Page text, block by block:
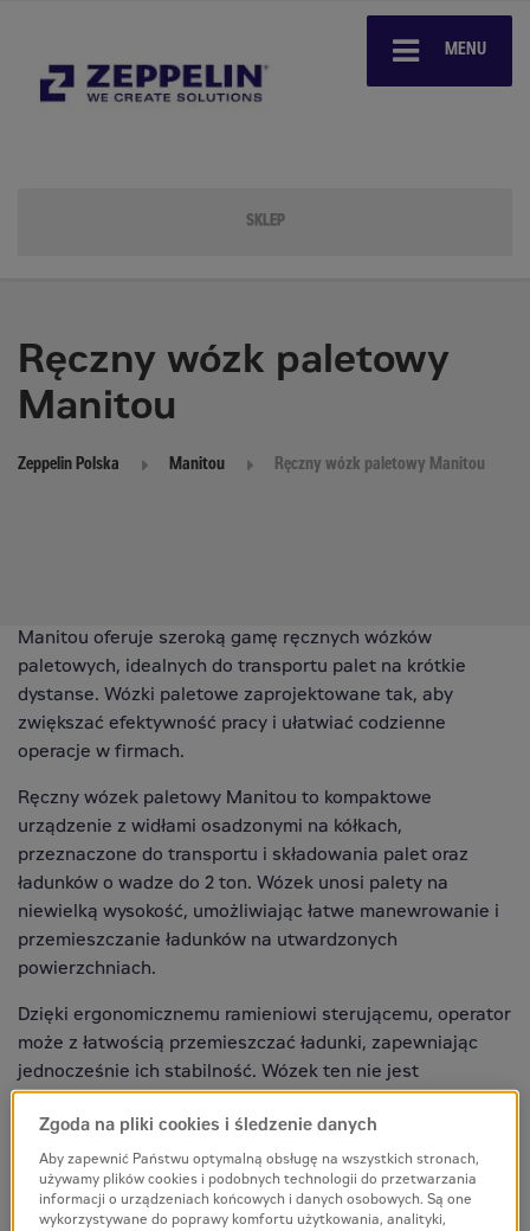
MENU
SKLEP
Ręczny wózk paletowy
Manitou
Zeppelin Polska Manitou Ręczny wózk paletowy Manitou
Manitou oferuje szeroką gamę ręcznych wózków
paletowych, idealnych do transportu palet na krótkie
dystanse. Wózki paletowe zaprojektowane tak, aby
zwiększać efektywność pracy i ułatwiać codzienne
operacje w firmach.
Ręczny wózek paletowy Manitou to kompaktowe
urządzenie z widłami osadzonymi na kółkach,
przeznaczone do transportu i składowania palet oraz
ładunków o wadze do 2 ton. Wózek unosi palety na
niewielką wysokość, umożliwiając łatwe manewrowanie i
przemieszczanie ładunków na utwardzonych
powierzchniach.
Dzięki ergonomicznemu ramieniowi sterującemu, operator
może z łatwością przemieszczać ładunki, zapewniając
jednocześnie ich stabilność. Wózek ten nie jest
idealnie sprawdza się w transporcie poziomym oraz w
przestrzeniach z lekkim nachyleniem.
Zgoda na pliki cookies i śledzenie danych
Aby zapewnić Państwu optymalną obsługę na wszystkich stronach,
używamy plików cookies i podobnych technologii do przetwarzania
informacji o urządzeniach końcowych i danych osobowych. Są one
wykorzystywane do poprawy komfortu użytkowania, analityki,